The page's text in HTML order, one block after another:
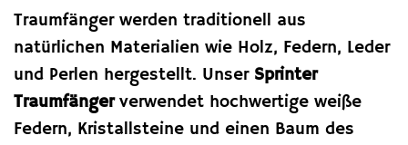
Traumfänger werden traditionell aus
natürlichen Materialien wie Holz, Federn, Leder
und Perlen hergestellt. Unser Sprinter
Traumfängerverwendet hochwertige weiße
Federn, Kristallsteine und einen Baum des